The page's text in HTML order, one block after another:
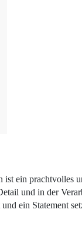
ein prachtvolles
und in der
ein Statement